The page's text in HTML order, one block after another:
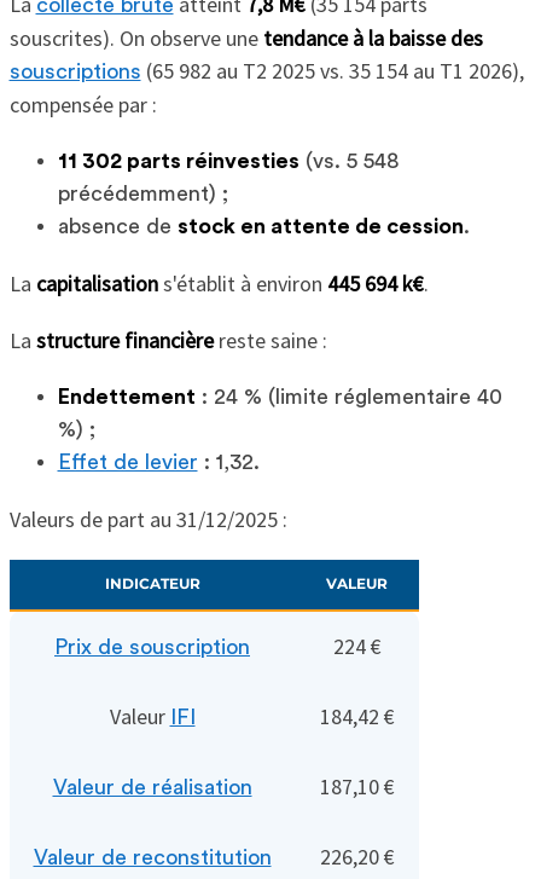
collecte brute
souscrites). On observe une tendance à la baisse des
souscriptions (65 982 au T2 2025 vs. 35 154 au T1 2026),
compensée par :
11 302 parts réinvesties (vs. 5 548
précédemment) ;
absence de stock en attente de cession.
La capitalisations'établit à environ 445 694 k€.
La structure financièrereste saine :
Endettement : 24 % (limite réglementaire 40
%) ;
Effet de levier : 1,32.
Valeurs de part au 31/12/2025 :
INDICATEUR VALEUR
Prix de souscription 224 €
Valeur IFI 184,42 €
Valeur de réalisation 187,10 €
Valeur de reconstitution 226,20 €